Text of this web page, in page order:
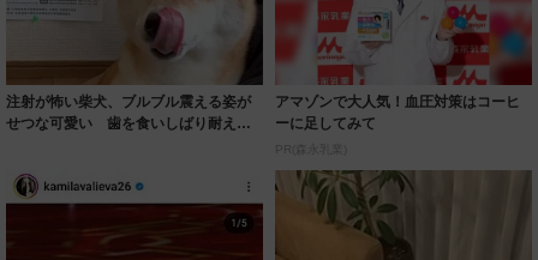
注射が怖い柴犬、ブルブル震える姿が
せつな可愛い 歯を食いしばり耐える
アマゾンで大人気！血圧対策はコーヒ
ーに足してみて
PR(森永乳業)